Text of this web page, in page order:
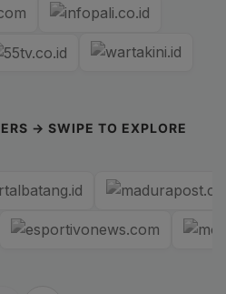
→ SWIPE TO EXPLORE